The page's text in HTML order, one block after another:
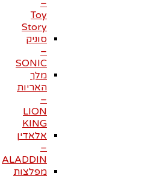
–
Toy
Story
סוניק
–
SONIC
מלך
האריות
–
LION
KING
אלאדין
–
ALADDIN
מפלצות